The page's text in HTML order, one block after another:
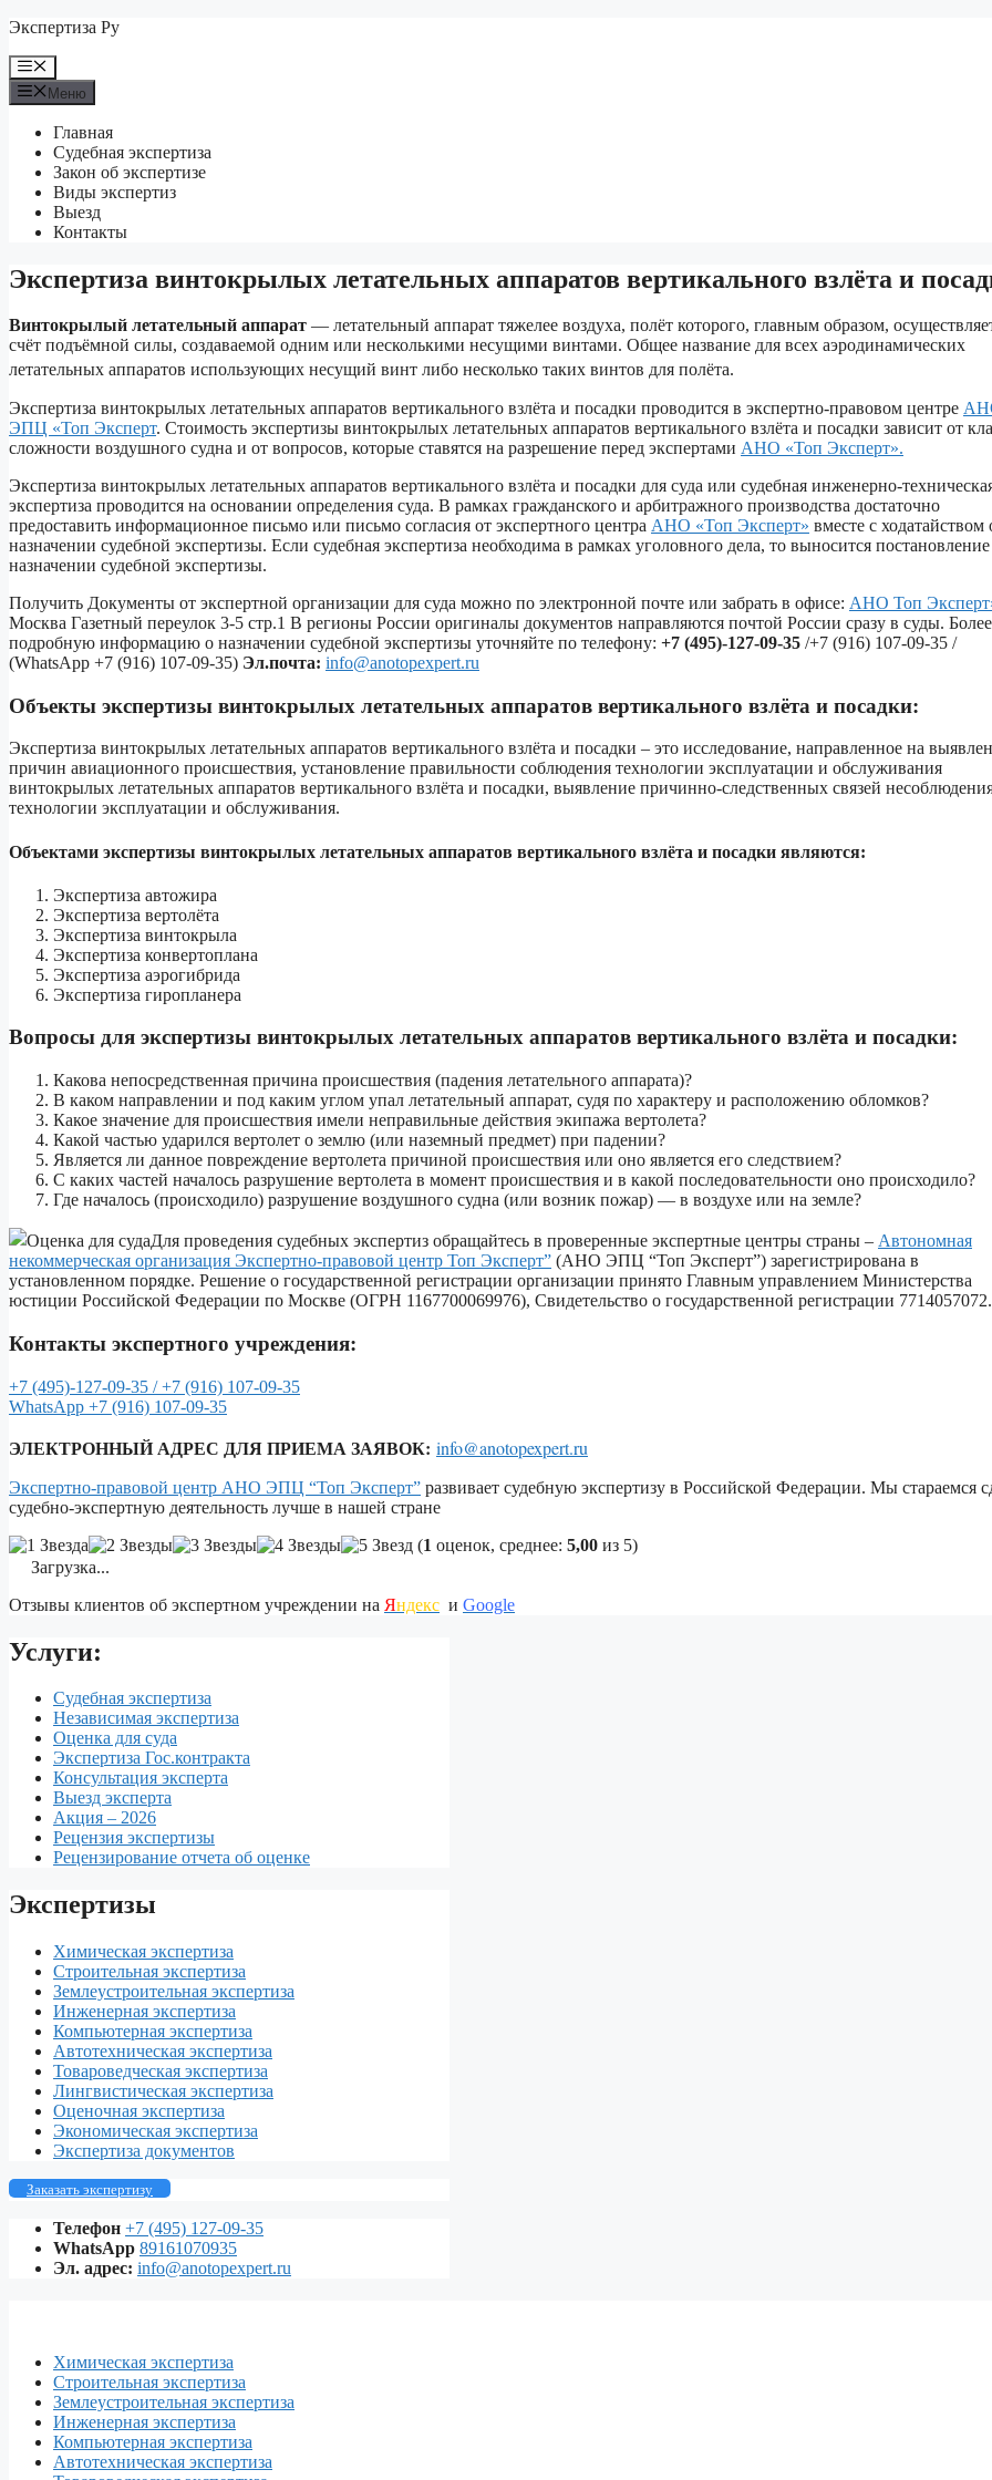
Перейти
содержимому
Экспертиза Ру
Меню
Меню
Главная
Судебная экспертиза
Закон об экспертизе
Виды экспертиз
Выезд
Контакты
Экспертиза винтокрылых летательных аппаратов вертикального взлёта и
Винтокрылый летательный аппарат — летательный аппарат тяжелее воздуха, полёт которого, главным образом,
счёт подъёмной силы, создаваемой одним или несколькими несущими винтами. Общее название для всех аэродинамических
летательных аппаратов использующих несущий винт либо несколько таких винтов для полёта.
Экспертиза винтокрылых летательных аппаратов вертикального взлёта и посадки проводится в экспертно-правовом центре
ЭПЦ «Топ Эксперт. Стоимость экспертизы винтокрылых летательных аппаратов вертикального взлёта и посадки зависит от
сложности воздушного судна и от вопросов, которые ставятся на разрешение перед экспертами АНО «Топ Эксперт».
Экспертиза винтокрылых летательных аппаратов вертикального взлёта и посадки для суда или судебная инженерно-
экспертиза проводится на основании определения суда. В рамках гражданского и арбитражного производства достаточно
предоставить информационное письмо или письмо согласия от экспертного центра АНО «Топ Эксперт» вместе с ходатайством
назначении судебной экспертизы. Если судебная экспертиза необходима в рамках уголовного дела, то выносится
назначении судебной экспертизы.
Получить Документы от экспертной организации для суда можно по электронной почте или забрать в офисе: АНО Топ
Москва Газетный переулок 3-5 стр.1 В регионы России оригиналы документов направляются почтой России сразу в суды. Более
подробную информацию о назначении судебной экспертизы уточняйте по телефону: +7 (495)-127-09-35 /+7 (916) 107-09-35 /
(WhatsApp +7 (916) 107-09-35) Эл.почта: info@anotopexpert.ru
Объекты экспертизы винтокрылых летательных аппаратов вертикального взлёта и посадки:
Экспертиза винтокрылых летательных аппаратов вертикального взлёта и посадки – это исследование, направленное на
причин авиационного происшествия, установление правильности соблюдения технологии эксплуатации и обслуживания
винтокрылых летательных аппаратов вертикального взлёта и посадки, выявление причинно-следственных связей
технологии эксплуатации и обслуживания.
Объектами экспертизы винтокрылых летательных аппаратов вертикального взлёта и посадки являются:
Экспертиза автожира
Экспертиза вертолёта
Экспертиза винтокрыла
Экспертиза конвертоплана
Экспертиза аэрогибрида
Экспертиза гиропланера
Вопросы для экспертизы винтокрылых летательных аппаратов вертикального взлёта и посадки:
Какова непосредственная причина происшествия (падения летательного аппарата)?
В каком направлении и под каким углом упал летательный аппарат, судя по характеру и расположению обломков?
Какое значение для происшествия имели неправильные действия экипажа вертолета?
Какой частью ударился вертолет о землю (или наземный предмет) при падении?
Является ли данное повреждение вертолета причиной происшествия или оно является его следствием?
С каких частей началось разрушение вертолета в момент происшествия и в какой последовательности оно происходило?
Где началось (происходило) разрушение воздушного судна (или возник пожар) — в воздухе или на земле?
Для проведения судебных экспертиз обращайтесь в проверенные экспертные центры страны – Автономная
некоммерческая организация Экспертно-правовой центр Топ Эксперт” (АНО ЭПЦ “Топ Эксперт”) зарегистрирована в
установленном порядке. Решение о государственной регистрации организации принято Главным управлением Министерства
юстиции Российской Федерации по Москве (ОГРН 1167700069976), Свидетельство о государственной регистрации 7714057072.
Контакты экспертного учреждения:
+7 (495)-127-09-35 /+7 (916) 107-09-35
WhatsApp +7 (916) 107-09-35
ЭЛЕКТРОННЫЙ АДРЕС ДЛЯ ПРИЕМА ЗАЯВОК: info@anotopexpert.ru
Экспертно-правовой центр АНО ЭПЦ “Топ Эксперт” развивает судебную экспертизу в Российской Федерации. Мы стараемся
судебно-экспертную деятельность лучше в нашей стране
(1 оценок, среднее: 5,00 из 5)
Загрузка...
Отзывы клиентов об экспертном учреждении на Яндекс и Google
Услуги:
Судебная экспертиза
Независимая экспертиза
Оценка для суда
Экспертиза Гос.контракта
Консультация эксперта
Выезд эксперта
Акция – 2026
Рецензия экспертизы
Рецензирование отчета об оценке
Экспертизы
Химическая экспертиза
Строительная экспертиза
Землеустроительная экспертиза
Инженерная экспертиза
Компьютерная экспертиза
Автотехническая экспертиза
Товароведческая экспертиза
Лингвистическая экспертиза
Оценочная экспертиза
Экономическая экспертиза
Экспертиза документов
Заказать экспертизу
Телефон +7 (495) 127-09-35
WhatsApp 89161070935
Эл. адрес: info@anotopexpert.ru
Химическая экспертиза
Строительная экспертиза
Землеустроительная экспертиза
Инженерная экспертиза
Компьютерная экспертиза
Автотехническая экспертиза